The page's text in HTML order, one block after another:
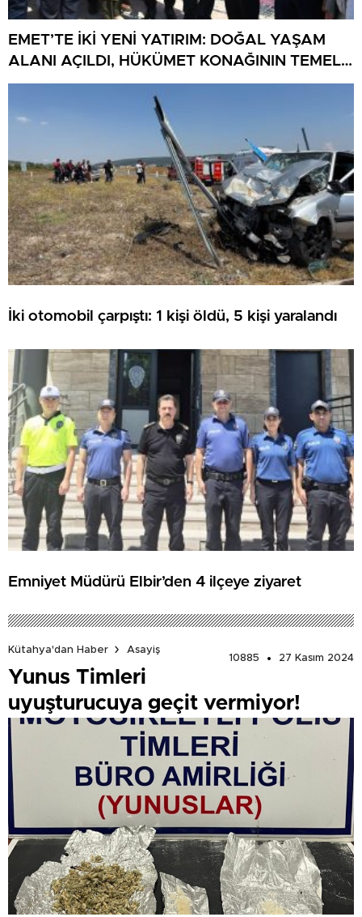
EMET’TE İKİ YENİ YATIRIM: DOĞAL YAŞAM
ALANI AÇILDI, HÜKÜMET KONAĞININ TEMELİ
ATILDI
İki otomobil çarpıştı: 1 kişi öldü, 5 kişi yaralandı
Emniyet Müdürü Elbir’den 4 ilçeye ziyaret
Kütahya'dan Haber
Asayiş
10885
27 Kasım 2024
Yunus Timleri
uyuşturucuya geçit vermiyor!